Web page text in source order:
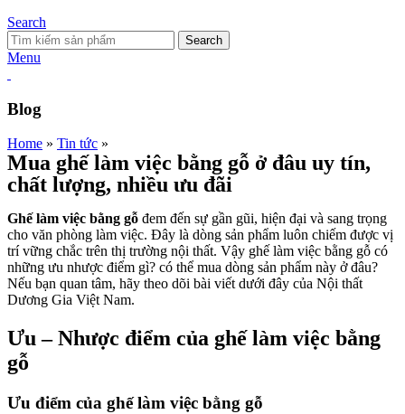
Search
Search
Menu
Blog
Home » Tin tức »
Mua ghế làm việc bằng gỗ ở đâu uy tín,
chất lượng, nhiều ưu đãi
Ghế làm việc bằng gỗ đem đến sự gần gũi, hiện đại và sang trọng
cho văn phòng làm việc. Đây là dòng sản phẩm luôn chiếm được vị
trí vững chắc trên thị trường nội thất. Vậy ghế làm việc bằng gỗ có
những ưu nhược điểm gì? có thể mua dòng sản phẩm này ở đâu?
Nếu bạn quan tâm, hãy theo dõi bài viết dưới đây của Nội thất
Dương Gia Việt Nam.
Ưu – Nhược điểm của ghế làm việc bằng
gỗ
Ưu điểm của ghế làm việc bằng gỗ